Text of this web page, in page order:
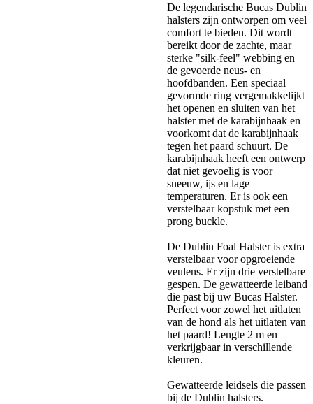
​De legendarische Bucas Dublin
halsters zijn ontworpen om veel
comfort te bieden. Dit wordt
bereikt door de zachte, maar
sterke "silk-feel" webbing en
de gevoerde neus- en
hoofdbanden. Een speciaal
gevormde ring vergemakkelijkt
het openen en sluiten van het
halster met de karabijnhaak en
voorkomt dat de karabijnhaak
tegen het paard schuurt. De
karabijnhaak heeft een ontwerp
dat niet gevoelig is voor
sneeuw, ijs en lage
temperaturen. Er is ook een
verstelbaar kopstuk met een
prong buckle.
De Dublin Foal Halster is extra
verstelbaar voor opgroeiende
veulens. Er zijn drie verstelbare
gespen. De gewatteerde leiband
die past bij uw Bucas Halster.
Perfect voor zowel het uitlaten
van de hond als het uitlaten van
het paard! Lengte 2 m en
verkrijgbaar in verschillende
kleuren.
Gewatteerde leidsels die passen
bij de Dublin halsters.